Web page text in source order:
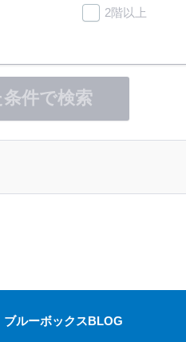
2階以上
件で検索
ブルーボックスBLOG